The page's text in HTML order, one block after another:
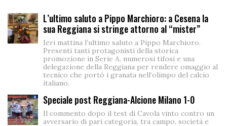
L’ultimo saluto a Pippo Marchioro: a Cesena la
sua Reggiana si stringe attorno al “mister”
Ieri mattina l’ultimo saluto a Pippo Marchioro.
Presenti tanti protagonisti della storica
promozione in Serie A, numerosi tifosi e una
delegazione della Reggiana per rendere omaggio al
tecnico che portò i granata nell’olimpo del calcio
italiano.
Speciale post Reggiana-Alcione Milano 1-0
Il commento dopo il test di Cavola vinto contro un
avversario di pari categoria, tra campo, società e